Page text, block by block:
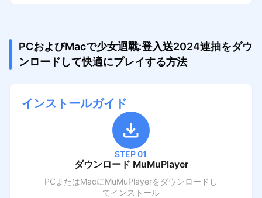
PCおよびMacで少女迴戰:登入送2024連抽をダウ
ンロードして快適にプレイする方法
インストールガイド
STEP 01
ダウンロード MuMuPlayer
PCまたはMacにMuMuPlayerをダウンロードし
てインストール